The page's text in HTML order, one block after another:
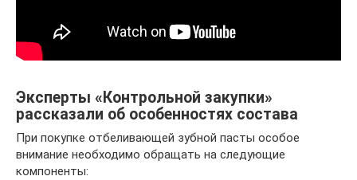
Эксперты «Контрольной закупки»
рассказали об особенностях состава
При покупке отбеливающей зубной пасты особое
внимание необходимо обращать на следующие
компоненты: